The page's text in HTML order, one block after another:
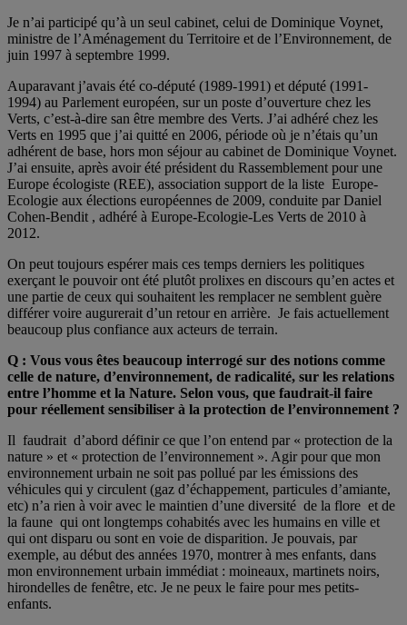
Je n’ai participé qu’à un seul cabinet, celui de Dominique Voynet,
ministre de l’Aménagement du Territoire et de l’Environnement, de
juin 1997 à septembre 1999.
Auparavant j’avais été co-député (1989-1991) et député (1991-
1994) au Parlement européen, sur un poste d’ouverture chez les
Verts, c’est-à-dire san être membre des Verts. J’ai adhéré chez les
Verts en 1995 que j’ai quitté en 2006, période où je n’étais qu’un
adhérent de base, hors mon séjour au cabinet de Dominique Voynet.
J’ai ensuite, après avoir été président du Rassemblement pour une
Europe écologiste (REE), association support de la liste Europe-
Ecologie aux élections européennes de 2009, conduite par Daniel
Cohen-Bendit , adhéré à Europe-Ecologie-Les Verts de 2010 à
2012.
On peut toujours espérer mais ces temps derniers les politiques
exerçant le pouvoir ont été plutôt prolixes en discours qu’en actes et
une partie de ceux qui souhaitent les remplacer ne semblent guère
différer voire augurerait d’un retour en arrière. Je fais actuellement
beaucoup plus confiance aux acteurs de terrain.
Q : Vous vous êtes beaucoup interrogé sur des notions comme
celle de nature, d’environnement, de radicalité, sur les relations
entre l’homme et la Nature. Selon vous, que faudrait-il faire
pour réellement sensibiliser à la protection de l’environnement ?
Il faudrait d’abord définir ce que l’on entend par « protection de la
nature » et « protection de l’environnement ». Agir pour que mon
environnement urbain ne soit pas pollué par les émissions des
véhicules qui y circulent (gaz d’échappement, particules d’amiante,
etc) n’a rien à voir avec le maintien d’une diversité de la flore et de
la faune qui ont longtemps cohabités avec les humains en ville et
qui ont disparu ou sont en voie de disparition. Je pouvais, par
exemple, au début des années 1970, montrer à mes enfants, dans
mon environnement urbain immédiat : moineaux, martinets noirs,
hirondelles de fenêtre, etc. Je ne peux le faire pour mes petits-
enfants.